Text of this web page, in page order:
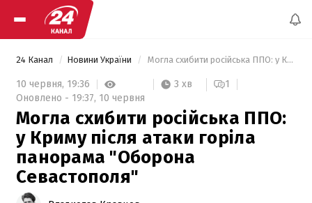
24 Канал Новини України Могла схибити російська ППО: у Криму після атаки горіла панорама "Оборона Севастополя"
10 червня, 19:36 3 хв
1
Оновлено - 19:37, 10 червня
Могла схибити російська ППО:
у Криму після атаки горіла
панорама "Оборона
Севастополя"